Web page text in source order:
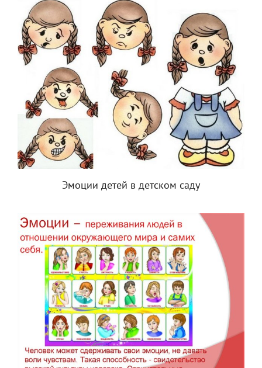
Эмоции детей в детском саду